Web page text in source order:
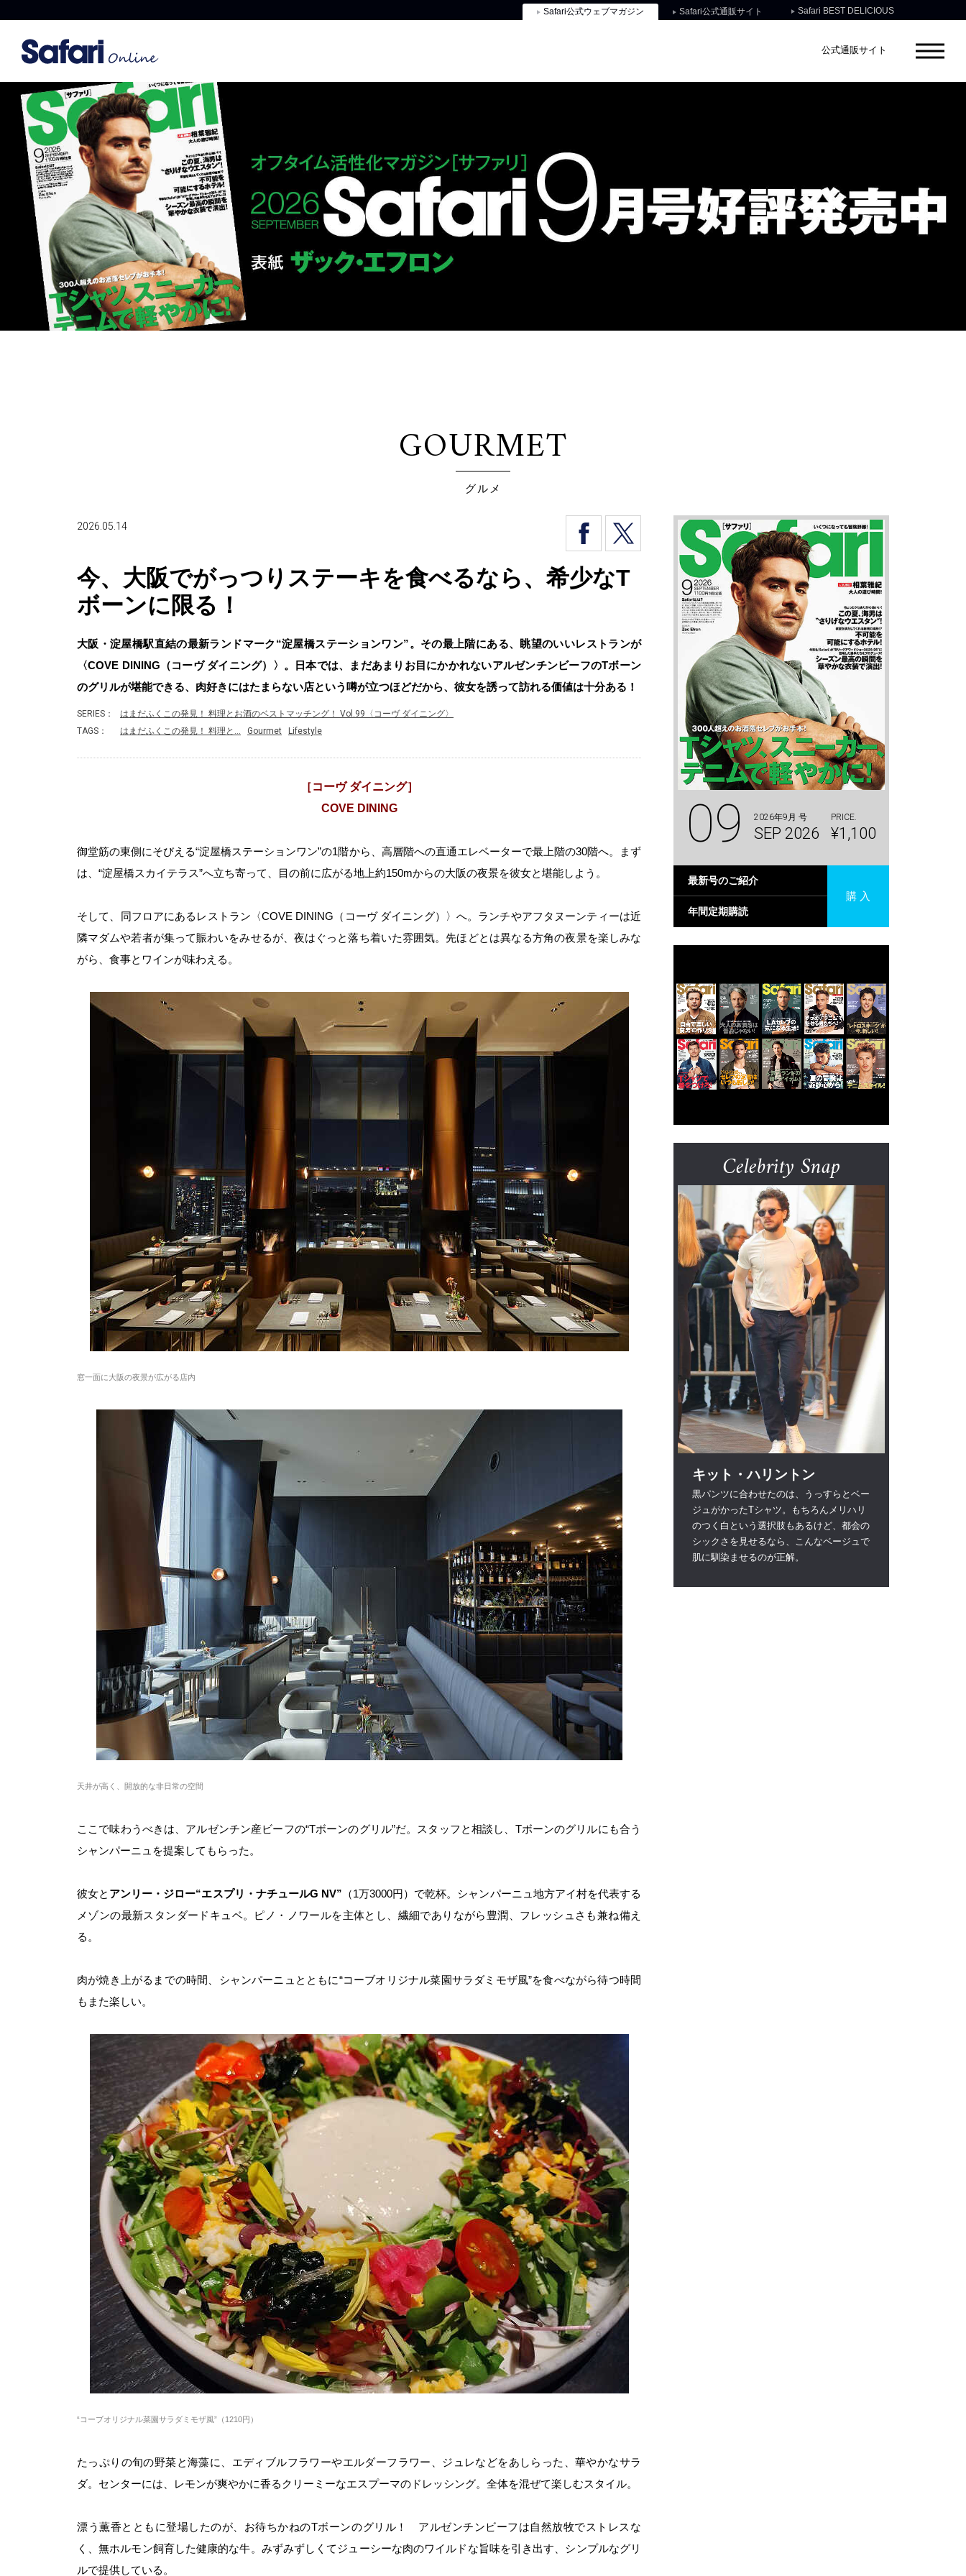
Safari公式ウェブマガジン Safari公式通販サイト Safari BEST DELICIOUS
公式通販サイト
GOURMET
グルメ
2026.05.14
今、大阪でがっつりステーキを食べるなら、希少なT
ボーンに限る！
大阪・淀屋橋駅直結の最新ランドマーク“淀屋橋ステーションワン”。その最上階にある、眺望のいいレストランが
〈COVE DINING（コーヴ ダイニング）〉。日本では、まだあまりお目にかかれないアルゼンチンビーフのTボーン
のグリルが堪能できる、肉好きにはたまらない店という噂が立つほどだから、彼女を誘って訪れる価値は十分ある！
SERIES：
はまだふくこの発見！ 料理とお酒のベストマッチング！ Vol.99〈コーヴ ダイニング〉
TAGS：
はまだふくこの発見！ 料理と… Gourmet Lifestyle
［コーヴ ダイニング］
COVE DINING
御堂筋の東側にそびえる“淀屋橋ステーションワン”の1階から、高層階への直通エレベーターで最上階の30階へ。まず
は、“淀屋橋スカイテラス”へ立ち寄って、目の前に広がる地上約150mからの大阪の夜景を彼女と堪能しよう。
そして、同フロアにあるレストラン〈COVE DINING（コーヴ ダイニング）〉へ。ランチやアフタヌーンティーは近
隣マダムや若者が集って賑わいをみせるが、夜はぐっと落ち着いた雰囲気。先ほどとは異なる方角の夜景を楽しみな
がら、食事とワインが味わえる。
窓一面に大阪の夜景が広がる店内
天井が高く、開放的な非日常の空間
ここで味わうべきは、アルゼンチン産ビーフの“Tボーンのグリル”だ。スタッフと相談し、 Tボーンのグリルにも合う
シャンパーニュを提案してもらった。
彼女と アンリー・ジロー“エスプリ・ナチュールG NV” （1万3000円）で乾杯。シャンパーニュ地方アイ村を代表する
メゾンの最新スタンダードキュベ。ピノ・ノワールを主体とし、繊細でありながら豊潤、フレッシュさも兼ね備え
る。
肉が焼き上がるまでの時間、シャンパーニュとともに“コーブオリジナル菜園サラダミモザ風”を食べながら待つ時間
もまた楽しい。
“コーブオリジナル菜園サラダミモザ風 ” （ 1210円）
たっぷりの旬の野菜と海藻に、エディブルフラワーやエルダーフラワー、ジュレなどをあしらった、華やかなサラ
ダ。センターには、レモンが爽やかに香るクリーミーなエスプーマのドレッシング。全体を混ぜて楽しむスタイル。
漂う薫香とともに登場したのが、お待ちかねのTボーンのグリル！ アルゼンチンビーフは自然放牧でストレスな
く、無ホルモン飼育した健康的な牛。みずみずしくてジューシーな肉のワイルドな旨味を引き出す、シンプルなグリ
ルで提供している。
09 2026年9月 号
SEP 2026
PRICE.
¥1,100
最新号のご紹介
年間定期購読
購 入
Celebrity Snap
キット・ハリントン
黒パンツに合わせたのは、うっすらとベー
ジュがかったTシャツ。もちろんメリハリ
のつく白という選択肢もあるけど、都会の
シックさを見せるなら、こんなベージュで
肌に馴染ませるのが正解。